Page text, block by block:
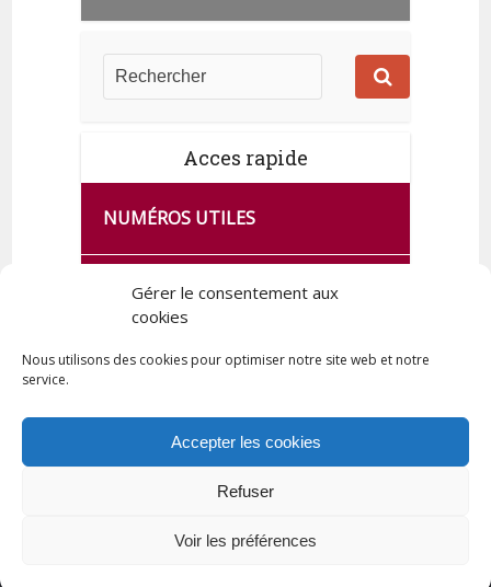
Gérer le consentement aux
cookies
Nous utilisons des cookies pour optimiser notre site web et notre
service.
Accepter les cookies
Refuser
Voir les préférences
Acces rapide
NUMÉROS UTILES
CA SE PASSE À FRANCE SERVICES
DE QUINGEY
Tous droits réservés © 2023 Commune de Quingey / Création -